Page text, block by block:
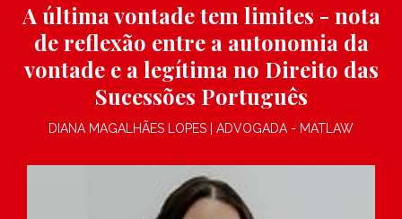
A última vontade tem limites - nota
de reflexão entre a autonomia da
vontade e a legítima no Direito das
Sucessões Português
DIANA MAGALHÃES LOPES | ADVOGADA - MATLAW